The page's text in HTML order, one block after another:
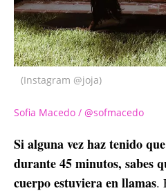
(Instagram @joja)
Sofia Macedo / @sofmacedo
Si alguna vez haz tenido
durante 45 minutos, sabes
cuerpo estuviera en llamas.